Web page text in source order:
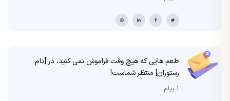
طعم هایی که هیچ وقت فراموش نمی کنید، در [نام
رستوران] منتظر شماست!
1 پیام